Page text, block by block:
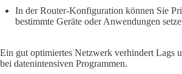
In der Router-Konfiguration können Sie
bestimmte Geräte oder Anwendungen
Ein gut optimiertes Netzwerk verhindert Lags
bei datenintensiven Programmen.